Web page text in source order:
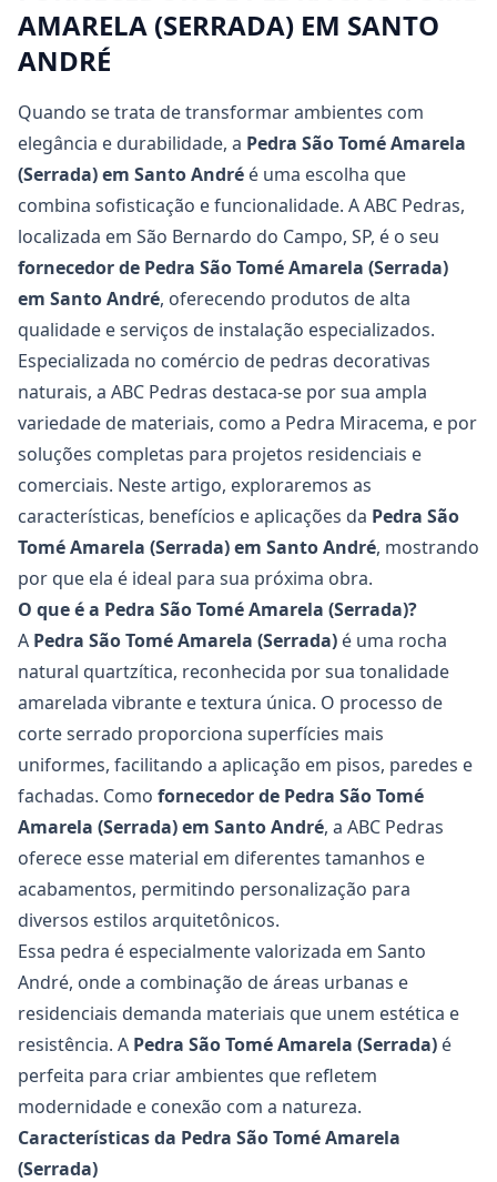
AMARELA (SERRADA) EM SANTO
ANDRÉ
Quando se trata de transformar ambientes com
elegância e durabilidade, a Pedra São Tomé Amarela
(Serrada) em Santo André é uma escolha que
combina sofisticação e funcionalidade. AABC Pedras,
localizada em São Bernardo do Campo, SP, é o seu
fornecedor de Pedra São Tomé Amarela (Serrada)
em Santo André, oferecendo produtos de alta
qualidade e serviços de instalação especializados.
Especializada no comércio de pedras decorativas
naturais, a ABC Pedras destaca-se por sua ampla
variedade de materiais, como a Pedra Miracema, e por
soluções completas para projetos residenciais e
comerciais. Neste artigo, exploraremos as
características, benefícios e aplicações da Pedra São
Tomé Amarela (Serrada) em Santo André, mostrando
por que ela é ideal para sua próxima obra.
O que é a Pedra São Tomé Amarela (Serrada)?
A Pedra São Tomé Amarela (Serrada) é uma rocha
natural quartzítica, reconhecida por sua tonalidade
amarelada vibrante e textura única. O processo de
corte serrado proporciona superfícies mais
uniformes, facilitando a aplicação em pisos, paredes e
fachadas. Como fornecedor de Pedra São Tomé
Amarela (Serrada) em Santo André, a ABC Pedras
oferece esse material em diferentes tamanhos e
acabamentos, permitindo personalização para
diversos estilos arquitetônicos.
Essa pedra é especialmente valorizada em Santo
André, onde a combinação de áreas urbanas e
residenciais demanda materiais que unem estética e
resistência. A Pedra São Tomé Amarela (Serrada) é
perfeita para criar ambientes que refletem
modernidade e conexão com a natureza.
Características da Pedra São Tomé Amarela
(Serrada)